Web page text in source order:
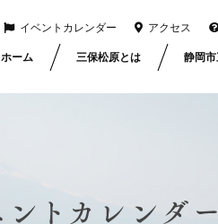
イベントカレンダー アクセス
ホーム 三保松原とは 静岡